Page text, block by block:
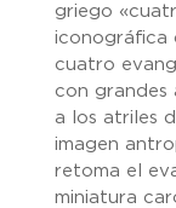
griego
iconográfica
cuatro
con grandes
a los atriles
imagen
retoma el
miniatura